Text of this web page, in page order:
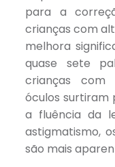
para a
crianças com
melhora
quase sete
crianças com
óculos surtiram
a fluência da
astigmatismo,
são mais